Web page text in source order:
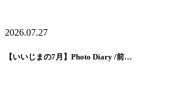
2026.07.27
【いいじまの7月】Photo Diary /前…